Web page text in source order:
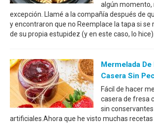
algún momento,
excepción. Llamé a la compañía después de
y encontraron que no Reemplace la tapa si se
de su propia estupidez (y en este caso, lo hice).L
Mermelada De
Casera Sin
Fácil de hacer
casera de fresa
sin conservantes
artificiales.Ahora que he visto muchas